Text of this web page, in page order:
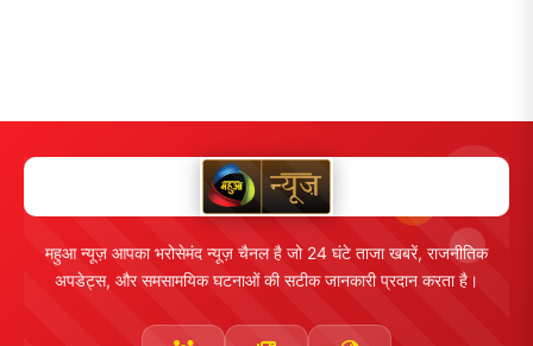
महुआ न्यूज़ आपका भरोसेमंद न्यूज़ चैनल है जो 24 घंटे ताजा खबरें, राजनीतिक
अपडेट्स, और समसामयिक घटनाओं की सटीक जानकारी प्रदान करता है।